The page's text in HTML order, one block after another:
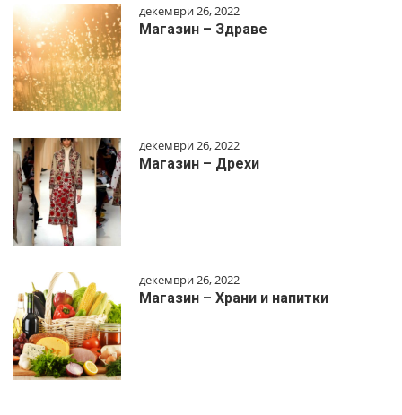
декември 26, 2022
Магазин – Здраве
декември 26, 2022
Магазин – Дрехи
декември 26, 2022
Магазин – Храни и напитки